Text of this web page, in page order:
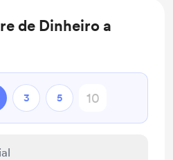
de Dinheiro a
3 5